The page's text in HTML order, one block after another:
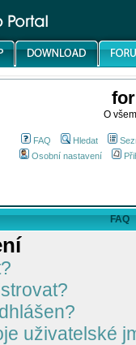
O
FAQ Hledat
Osobní nastavení
FAQ
uživatelské